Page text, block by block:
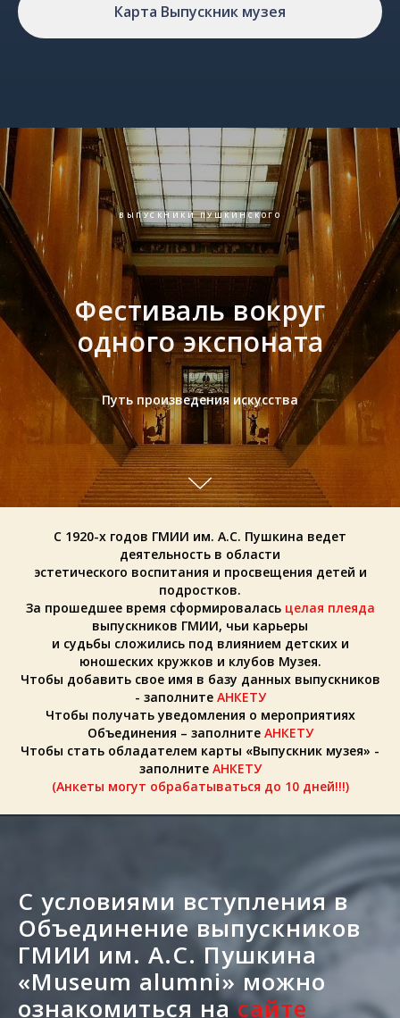
Карта Выпускник музея
ВЫПУСКНИКИ ПУШКИНСКОГО
Фестиваль вокруг
одного экспоната
Путь произведения искусства
С 1920-х годов ГМИИ им. А.С. Пушкина ведет
деятельность в области
эстетического воспитания и просвещения детей и
подростков.
За прошедшее время сформировалась целая плеяда
выпускников ГМИИ, чьи карьеры
и судьбы сложились под влиянием детских и
юношеских кружков и клубов Музея.
Чтобы добавить свое имя в базу данных выпускников
- заполните АНКЕТУ
Чтобы получать уведомления о мероприятиях
Объединения – заполните АНКЕТУ
Чтобы стать обладателем карты «Выпускник музея» -
заполните АНКЕТУ
(Анкеты могут обрабатываться до 10 дней!!!)
С условиями вступления в
Объединение выпускников
ГМИИ им. А.С. Пушкина
«Museum alumni» можно
ознакомиться насайте